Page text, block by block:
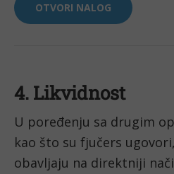
OTVORI NALOG
4. Likvidnost
U poređenju sa drugim
kao što su fjučers
obavljaju na direktniji